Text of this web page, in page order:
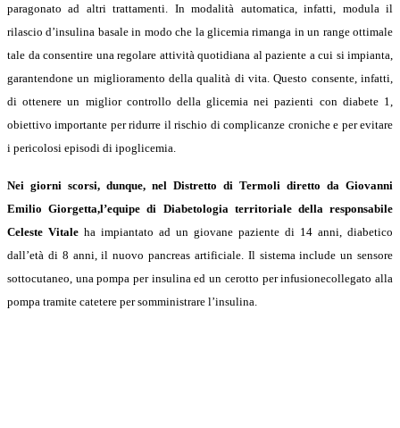
paragonato ad altri trattamenti. In modalità automatica, infatti, modula il
rilascio d’insulina basale in modo che la glicemia rimanga in un range ottimale
tale da consentire una regolare attività quotidiana al paziente a cui si impianta,
garantendone un miglioramento della qualità di vita. Questo consente, infatti,
di ottenere un miglior controllo della glicemia nei pazienti con diabete 1,
obiettivo importante per ridurre il rischio di complicanze croniche e per evitare
i pericolosi episodi di ipoglicemia.
Nei giorni scorsi, dunque, nel Distretto di Termoli diretto da Giovanni
Emilio Giorgetta,l’equipe di Diabetologia territoriale della responsabile
Celeste Vitale ha impiantato ad un giovane paziente di 14 anni, diabetico
dall’età di 8 anni, il nuovo pancreas artificiale. Il sistema include un sensore
sottocutaneo, una pompa per insulina ed un cerotto per infusionecollegato alla
pompa tramite catetere per somministrare l’insulina.